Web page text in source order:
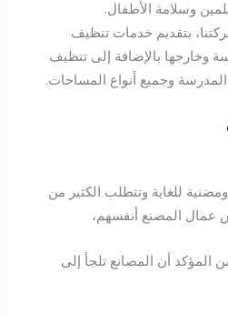
وسلامة الأطفال.
بتقديم خدمات تنظيف
وخارجها بالإضافة إلى تنظيف
وجميع أنواع المساحات.
للغاية وتتطلب الكثير من
عمال المصنع أنفسهم،
المؤكد أن المصانع تلجأ إلى